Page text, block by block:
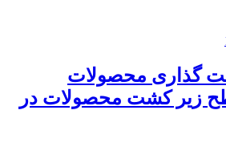
گذاری محصولات
زیر کشت محصولات در